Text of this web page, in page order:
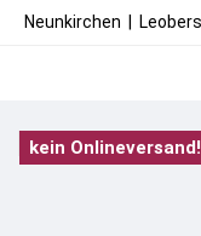
Neunkirchen
kein Onlineversand!